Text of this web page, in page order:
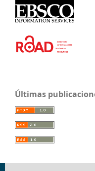
Últimas